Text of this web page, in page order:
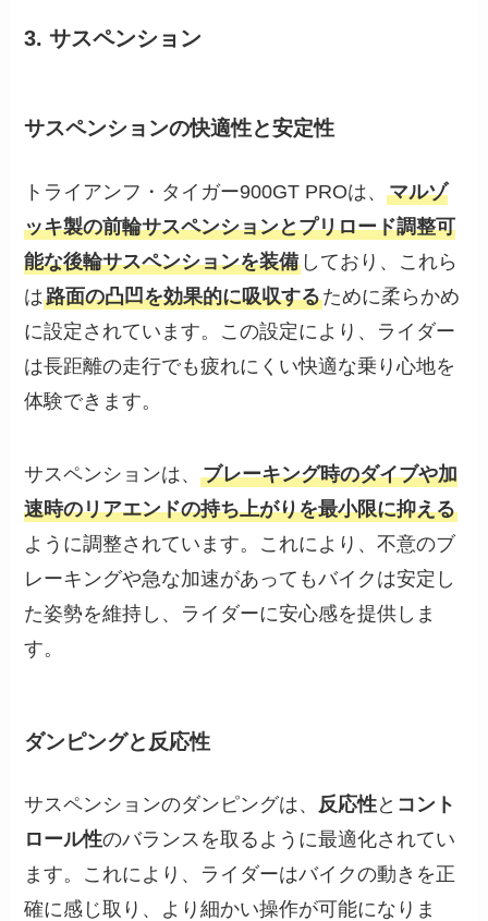
3. サスペンション
サスペンションの快適性と安定性
トライアンフ・タイガー900GT PROは、マルゾ
ッキ製の前輪サスペンションとプリロード調整可
能な後輪サスペンションを装備 しており、これら
は路面の凸凹を効果的に吸収するために柔らかめ
に設定されています。この設定により、ライダー
は長距離の走行でも疲れにくい快適な乗り心地を
体験できます。
サスペンションは、ブレーキング時のダイブや加
速時のリアエンドの持ち上がりを最小限に抑える
ように調整されています。これにより、不意のブ
レーキングや急な加速があってもバイクは安定し
た姿勢を維持し、ライダーに安心感を提供しま
す。
ダンピングと反応性
サスペンションのダンピングは、 反応性と コント
ロール性のバランスを取るように最適化されてい
ます。これにより、ライダーはバイクの動きを正
確に感じ取り、より細かい操作が可能になりま